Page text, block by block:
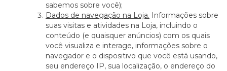
sabemos sobre você);
Dados de navegação na Loja. Informações sobre
suas visitas e atividades na Loja, incluindo o
conteúdo (e quaisquer anúncios) com os quais
você visualiza e interage, informações sobre o
navegador e o dispositivo que você está usando,
seu endereço IP, sua localização, o endereço do